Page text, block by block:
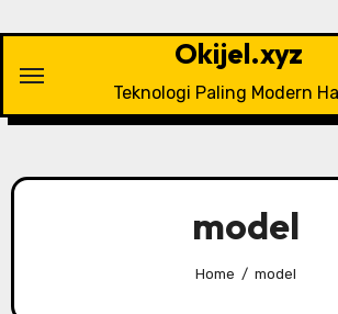
content
Okijel.xyz
Teknologi Paling Modern
model
Home model